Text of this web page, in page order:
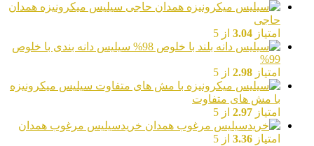
سیلیس میکرونیزه همدان
حاجی
امتیاز 3.04 از 5
سیلیس دانه بندی با خلوص
99%
امتیاز 2.98 از 5
سیلیس میکرونیزه
با مش های متفاوت
امتیاز 2.97 از 5
خریدسیلیس مرغوب همدان
امتیاز 3.36 از 5